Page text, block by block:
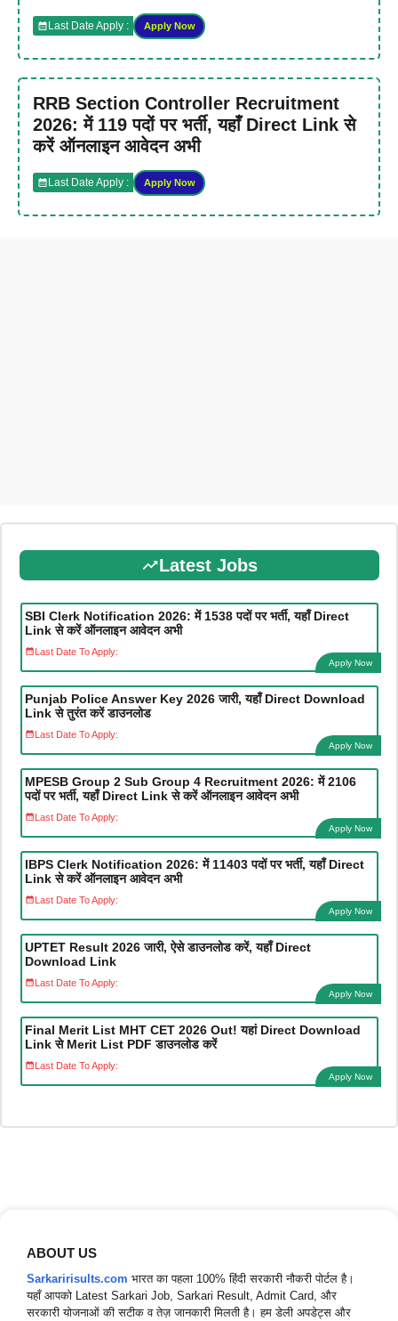
Last Date Apply : Apply Now
RRB Section Controller Recruitment
2026: में 119 पदों पर भर्ती, यहाँ Direct Link से
करें ऑनलाइन आवेदन अभी
Last Date Apply : Apply Now
Latest Jobs
SBI Clerk Notification 2026: में 1538 पदों पर भर्ती, यहाँ Direct
Link से करें ऑनलाइन आवेदन अभी
Last Date To Apply:
Apply Now
Punjab Police Answer Key 2026 जारी, यहाँ Direct Download
Link से तुरंत करें डाउनलोड
Last Date To Apply:
Apply Now
MPESB Group 2 Sub Group 4 Recruitment 2026: में 2106
पदों पर भर्ती, यहाँ Direct Link से करें ऑनलाइन आवेदन अभी
Last Date To Apply:
Apply Now
IBPS Clerk Notification 2026: में 11403 पदों पर भर्ती, यहाँ Direct
Link से करें ऑनलाइन आवेदन अभी
Last Date To Apply:
Apply Now
UPTET Result 2026 जारी, ऐसे डाउनलोड करें, यहाँ Direct
Download Link
Last Date To Apply:
Apply Now
Final Merit List MHT CET 2026 Out! यहां Direct Download
Link से Merit List PDF डाउनलोड करें
Last Date To Apply:
Apply Now
ABOUT US
Sarkaririsults.com भारत का पहला 100% हिंदी सरकारी नौकरी पोर्टल है।
यहाँ आपको Latest Sarkari Job, Sarkari Result, Admit Card, और
सरकारी योजनाओं की सटीक व तेज़ जानकारी मिलती है। हम डेली अपडेट्स और